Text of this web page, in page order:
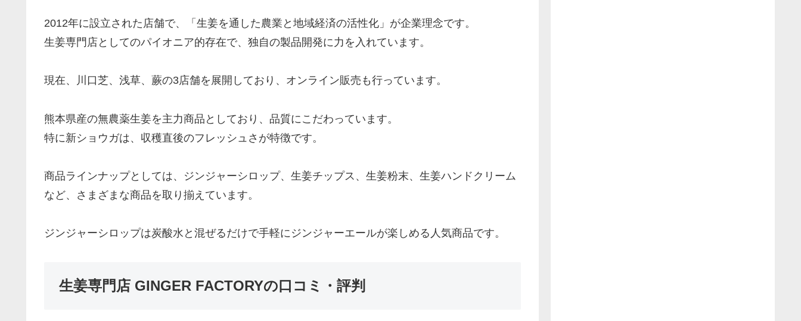
2012年に設立された店舗で、「生姜を通した農業と地域経済の活性化」が企業理念です。
生姜専門店としてのパイオニア的存在で、独自の製品開発に力を入れています。
現在、川口芝、浅草、蕨の3店舗を展開しており、オンライン販売も行っています。
熊本県産の無農薬生姜を主力商品としており、品質にこだわっています。
特に新ショウガは、収穫直後のフレッシュさが特徴です。
商品ラインナップとしては、ジンジャーシロップ、生姜チップス、生姜粉末、生姜ハンドクリーム
など、さまざまな商品を取り揃えています。
ジンジャーシロップは炭酸水と混ぜるだけで手軽にジンジャーエールが楽しめる人気商品です。
生姜専門店 GINGER FACTORYの口コミ・評判